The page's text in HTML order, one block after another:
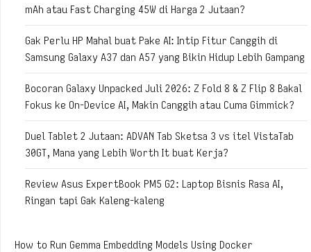
mAh atau Fast Charging 45W di Harga 2 Jutaan?
Gak Perlu HP Mahal buat Pake AI: Intip Fitur Canggih di
Samsung Galaxy A37 dan A57 yang Bikin Hidup Lebih Gampang
Bocoran Galaxy Unpacked Juli 2026: Z Fold 8 & Z Flip 8 Bakal
Fokus ke On-Device AI, Makin Canggih atau Cuma Gimmick?
Duel Tablet 2 Jutaan: ADVAN Tab Sketsa 3 vs itel VistaTab
30GT, Mana yang Lebih Worth It buat Kerja?
Review Asus ExpertBook PM5 G2: Laptop Bisnis Rasa AI,
Ringan tapi Gak Kaleng-kaleng
How to Run Gemma Embedding Models Using Docker